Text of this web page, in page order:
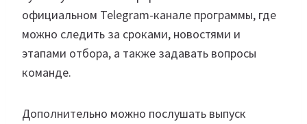
официальном Telegram-канале программы, где
можно следить за сроками, новостями и
этапами отбора, а также задавать вопросы
команде.
Дополнительно можно послушать выпуск